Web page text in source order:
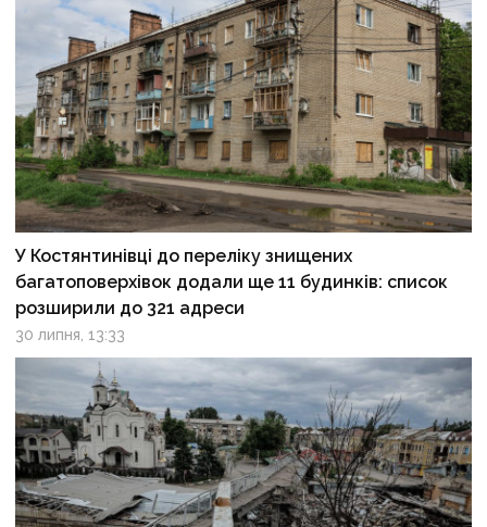
У Костянтинівці до переліку знищених
багатоповерхівок додали ще 11 будинків: список
розширили до 321 адреси
30 липня, 13:33